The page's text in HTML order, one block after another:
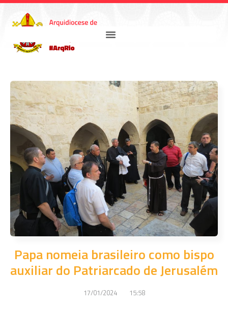
Papa nomeia brasileiro como bispo
auxiliar do Patriarcado de Jerusalém
17/01/2024 15:58